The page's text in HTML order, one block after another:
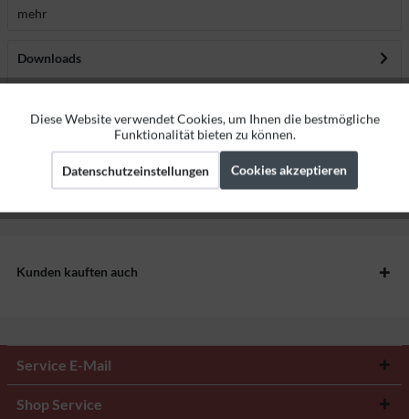
mehr
Downloads
Bewertungen
Bewertungen lesen, schreiben und diskutieren...mehr
Herstellerangaben
Kunden kauften auch
Service E-Mail
Shop Service
Funktionale Aktiv
Marketing Aktiv
Diese Website verwendet Cookies, um Ihnen die bestmögliche
Funktionalität bieten zu können.
Datenschutzeinstellungen Cookies akzeptieren